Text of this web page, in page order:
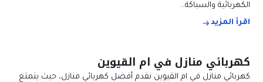
الكهربائية والسباكة…
اقرأ المزيد
كهربائي منازل في ام القيوين
كهربائي منازل في ام القيوين نقدم أفضل كهربائي منازل، حيث يتمتع